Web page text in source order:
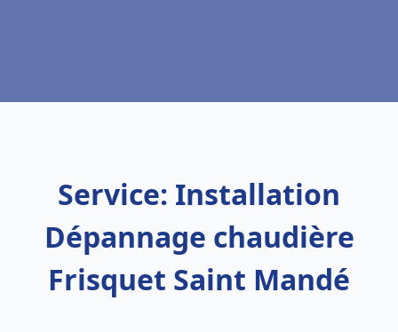
Service: Installation
Dépannage chaudière
Frisquet Saint Mandé